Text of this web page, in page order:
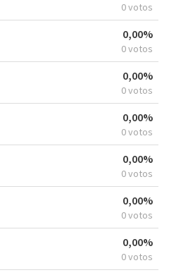
0 votos
0,00%
0 votos
0,00%
0 votos
0,00%
0 votos
0,00%
0 votos
0,00%
0 votos
0,00%
0 votos